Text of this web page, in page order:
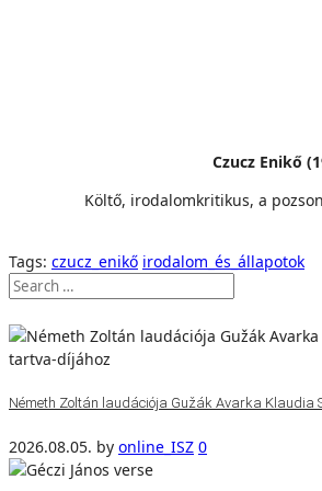
Czucz Enikő
Költő, irodalomkritikus, a
Tags: czucz_enikő irodalom_és_állapotok
Németh Zoltán laudációja Gužák Avarka Klaudia
2026.08.05. by online_ISZ 0